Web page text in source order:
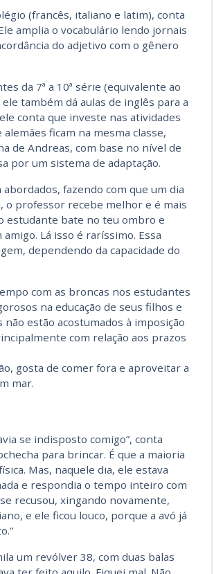
(francês, italiano e latim), conta
amplia o vocabulário lendo jornais
do adjetivo com o gênero
da 7ª a 10ª série (equivalente ao
também dá aulas de inglês para a
conta que investe nas atividades
ficam na mesma classe,
de Andreas, com base no nível de
por um sistema de adaptação.
fazendo com que um dia
o professor recebe melhor e é mais
estudante bate no teu ombro e
Lá isso é raríssimo. Essa
dependendo da capacidade do
com as broncas nos estudantes
na educação de seus filhos e
estão acostumados à imposição
com relação aos prazos
gosta de comer fora e aproveitar a
mar.
se indisposto comigo”, conta
para brincar. É que a maioria
Mas, naquele dia, ele estava
e respondia o tempo inteiro com
recusou, xingando novamente,
e ele ficou louco, porque a avó já
um revólver 38, com duas balas